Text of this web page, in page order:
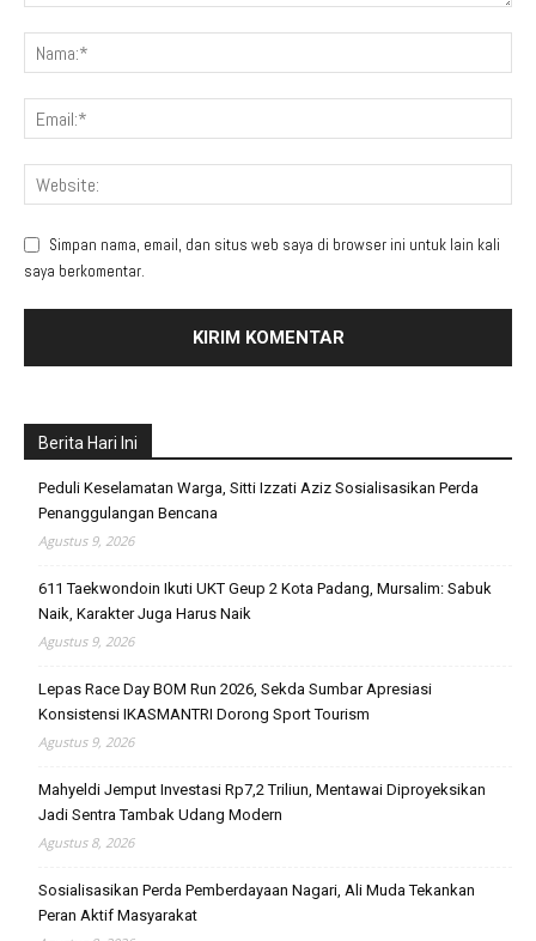
Simpan nama, email, dan situs web saya di browser ini untuk lain kali
saya berkomentar.
Berita Hari Ini
Peduli Keselamatan Warga, Sitti Izzati Aziz Sosialisasikan Perda
Penanggulangan Bencana
Agustus 9, 2026
611 Taekwondoin Ikuti UKT Geup 2 Kota Padang, Mursalim: Sabuk
Naik, Karakter Juga Harus Naik
Agustus 9, 2026
Lepas Race Day BOM Run 2026, Sekda Sumbar Apresiasi
Konsistensi IKASMANTRI Dorong Sport Tourism
Agustus 9, 2026
Mahyeldi Jemput Investasi Rp7,2 Triliun, Mentawai Diproyeksikan
Jadi Sentra Tambak Udang Modern
Agustus 8, 2026
Sosialisasikan Perda Pemberdayaan Nagari, Ali Muda Tekankan
Peran Aktif Masyarakat